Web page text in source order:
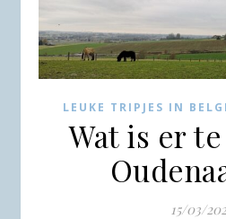
LEUKE TRIPJES IN
Wat is er
15/03/